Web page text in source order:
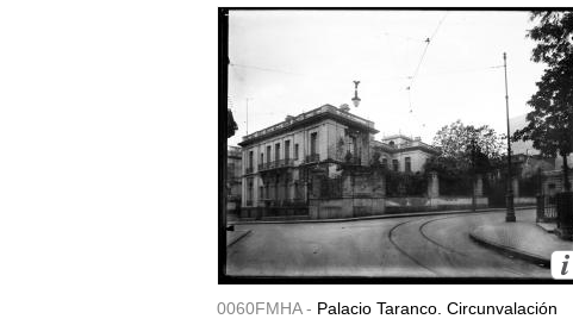
0060FMHA - Palacio Taranco. Circunvalación